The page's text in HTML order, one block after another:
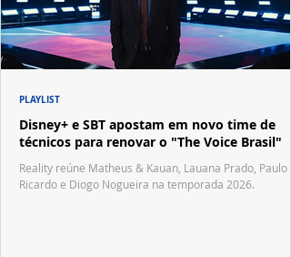
Disney+ e SBT apostam em novo time de
técnicos para renovar o "The Voice Brasil"
Reality reúne Matheus & Kauan, Lauana Prado, Paulo
Ricardo e Diogo Nogueira na temporada 2026.
PLAYLIST